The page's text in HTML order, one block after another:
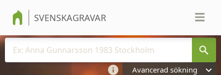
SVENSKAGRAVAR
Avancerad sökning